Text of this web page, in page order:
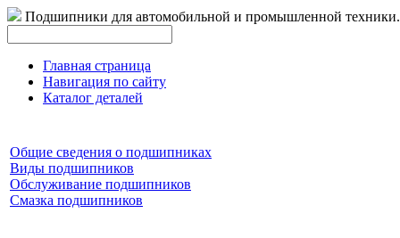
Подшипники для автомобильной и промышленной техники.
Главная страница
Навигация по сайту
Каталог деталей
Общие сведения о подшипниках
Виды подшипников
Обслуживание подшипников
Смазка подшипников